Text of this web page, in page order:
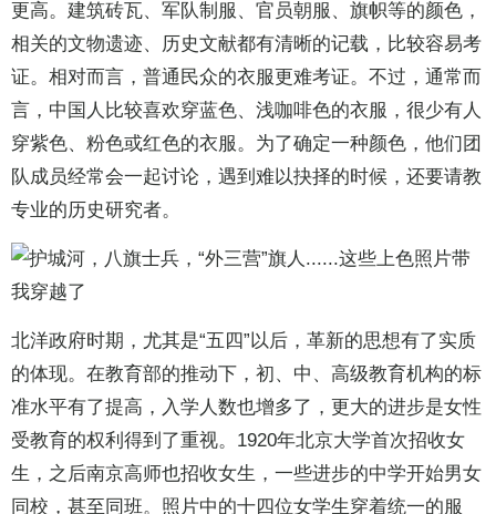
更高。建筑砖瓦、军队制服、官员朝服、旗帜等的颜色，
相关的文物遗迹、历史文献都有清晰的记载，比较容易考
证。相对而言，普通民众的衣服更难考证。不过，通常而
言，中国人比较喜欢穿蓝色、浅咖啡色的衣服，很少有人
穿紫色、粉色或红色的衣服。为了确定一种颜色，他们团
队成员经常会一起讨论，遇到难以抉择的时候，还要请教
专业的历史研究者。
北洋政府时期，尤其是“五四”以后，革新的思想有了实质
的体现。在教育部的推动下，初、中、高级教育机构的标
准水平有了提高，入学人数也增多了，更大的进步是女性
受教育的权利得到了重视。1920年北京大学首次招收女
生，之后南京高师也招收女生，一些进步的中学开始男女
同校，甚至同班。照片中的十四位女学生穿着统一的服